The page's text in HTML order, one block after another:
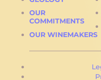
OUR
COMMITMENTS
OUR WINEMAKERS